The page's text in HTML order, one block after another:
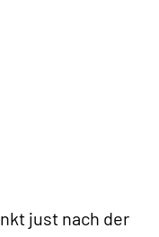
just nach der